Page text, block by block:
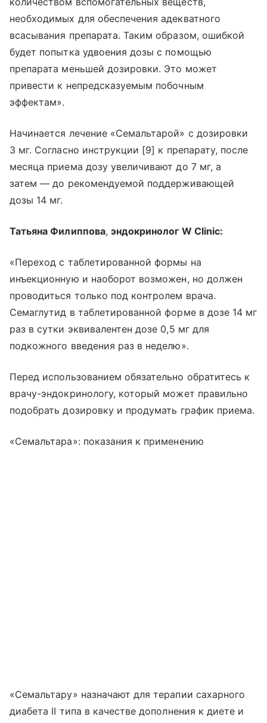
необходимых для обеспечения адекватного
всасывания препарата. Таким образом, ошибкой
будет попытка удвоения дозы с помощью
препарата меньшей дозировки. Это может
привести к непредсказуемым побочным
эффектам».
Начинается лечение «Семальтарой» с дозировки
3 мг. Согласно инструкции [9] к препарату, после
месяца приема дозу увеличивают до 7 мг, а
затем — до рекомендуемой поддерживающей
дозы 14 мг.
Татьяна Филиппова, эндокринолог W Clinic:
«Переход с таблетированной формы на
инъекционную и наоборот возможен, но должен
проводиться только под контролем врача.
Семаглутид в таблетированной форме в дозе 14 мг
раз в сутки эквивалентен дозе 0,5 мг для
подкожного введения раз в неделю».
Перед использованием обязательно обратитесь к
врачу-эндокринологу, который может правильно
подобрать дозировку и продумать график приема.
«Семальтара»: показания к применению
«Семальтару» назначают для терапии сахарного
диабета II типа в качестве дополнения к диете и